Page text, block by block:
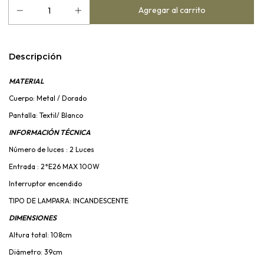
Descripción
MATERIAL
Cuerpo: Metal / Dorado
Pantalla: Textil/ Blanco
INFORMACIÓN TÉCNICA
Número de luces : 2 Luces
Entrada : 2*E26 MAX 100W
Interruptor encendido
TIPO DE LAMPARA: INCANDESCENTE
DIMENSIONES
Altura total: 108cm
Diámetro: 39cm